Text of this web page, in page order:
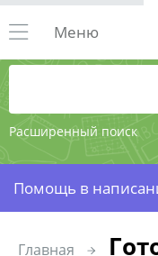
Расширенный поиск
Меню
Помощь в
Главная